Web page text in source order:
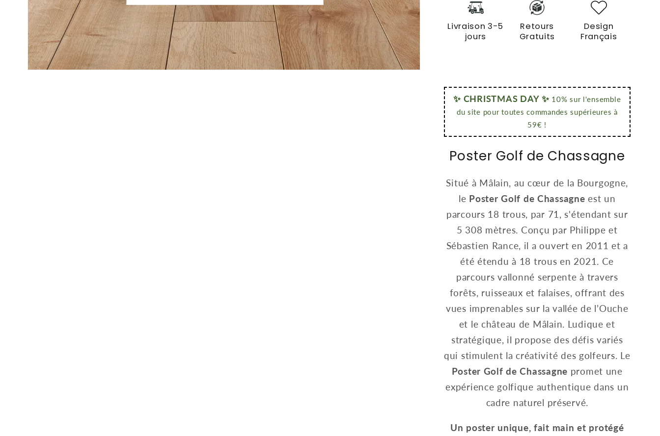
Livraison 3-5
jours
Retours
Gratuits
Design
Français
✨ CHRISTMAS DAY ✨ 10% sur l'ensemble
du site pour toutes commandes supérieures à
59€ !
Poster Golf de Chassagne
Situé à Mâlain, au cœur de la Bourgogne,
le Poster Golf de Chassagne est un
parcours 18 trous, par 71, s'étendant sur
5 308 mètres. Conçu par Philippe et
Sébastien Rance, il a ouvert en 2011 et a
été étendu à 18 trous en 2021. Ce
parcours vallonné serpente à travers
forêts, ruisseaux et falaises, offrant des
vues imprenables sur la vallée de l’Ouche
et le château de Mâlain. Ludique et
stratégique, il propose des défis variés
qui stimulent la créativité des golfeurs. Le
Poster Golf de Chassagne promet une
expérience golfique authentique dans un
cadre naturel préservé.
Un poster unique, fait main et protégé